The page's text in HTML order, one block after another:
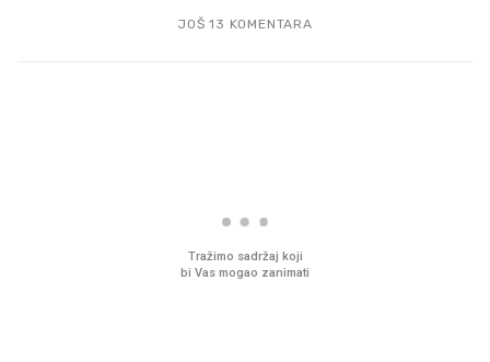
JOŠ 13 KOMENTARA